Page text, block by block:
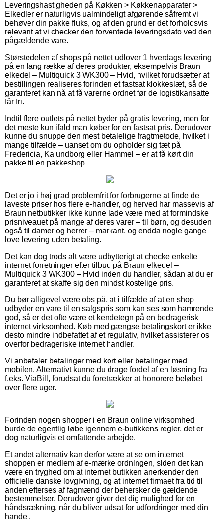
Leveringshastigheden på Køkken > Køkkenapparater >
Elkedler er naturligvis ualmindeligt afgørende såfremt vi
behøver din pakke fluks, og af den grund er det forholdsvis
relevant at vi checker den forventede leveringsdato ved den
pågældende vare.
Størstedelen af shops på nettet udlover 1 hverdags levering
på en lang række af deres produkter, eksempelvis Braun
elkedel – Multiquick 3 WK300 – Hvid, hvilket forudsætter at
bestillingen realiseres forinden et fastsat klokkeslæt, så de
garanteret kan nå at få varerne ordnet før de logistikansatte
får fri.
Indtil flere outlets på nettet byder på gratis levering, men for
det meste kun ifald man køber for en fastsat pris. Derudover
kunne du snuppe den mest betalelige fragtmetode, hvilket i
mange tilfælde – uanset om du opholder sig tæt på
Fredericia, Kalundborg eller Hammel – er at få kørt din
pakke til en pakkeshop.
Det er jo i høj grad problemfrit for forbrugerne at finde de
laveste priser hos flere e-handler, og herved har massevis af
Braun netbutikker ikke kunne lade være med at formindske
prisniveauet på mange af deres varer – til børn, og desuden
også til damer og herrer – markant, og endda nogle gange
love levering uden betaling.
Det kan dog trods alt være udbytterigt at checke enkelte
internet forretninger efter tilbud på Braun elkedel –
Multiquick 3 WK300 – Hvid inden du handler, sådan at du er
garanteret at skaffe sig den mindst kostelige pris.
Du bør alligevel være obs på, at i tilfælde af at en shop
udbyder en vare til en salgspris som kan ses som hamrende
god, så er det ofte være et kendetegn på en bedragerisk
internet virksomhed. Køb med gængse betalingskort er ikke
desto mindre indbefattet af et regulativ, hvilket assisterer os
overfor bedrageriske internet handler.
Vi anbefaler betalinger med kort eller betalinger med
mobilen. Alternativt kunne du drage fordel af en løsning fra
f.eks. ViaBill, forudsat du foretrækker at honorere beløbet
over flere uger.
Forinden nogen shopper i en Braun online virksomhed
burde de egentlig løbe igennem e-butikkens regler, det er
dog naturligvis et omfattende arbejde.
Et andet alternativ kan derfor være at se om internet
shoppen er medlem af e-mærke ordningen, siden det kan
være en tryghed om at internet butikken anerkender den
officielle danske lovgivning, og at internet firmaet fra tid til
anden efterses af fagmænd der behersker de gældende
bestemmelser. Derudover giver det dig mulighed for en
håndsrækning, når du bliver udsat for udfordringer med din
handel.